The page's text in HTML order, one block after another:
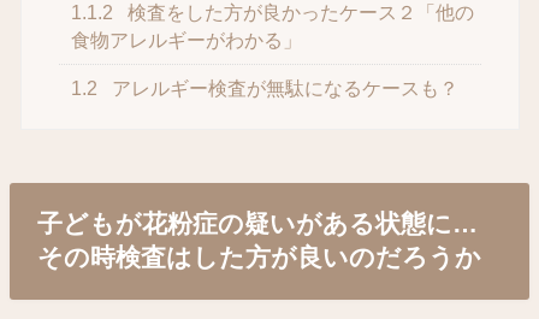
1.1.2
検査をした方が良かったケース２「他の
食物アレルギーがわかる」
1.2 アレルギー検査が無駄になるケースも？
子どもが花粉症の疑いがある状態に…
その時検査はした方が良いのだろうか